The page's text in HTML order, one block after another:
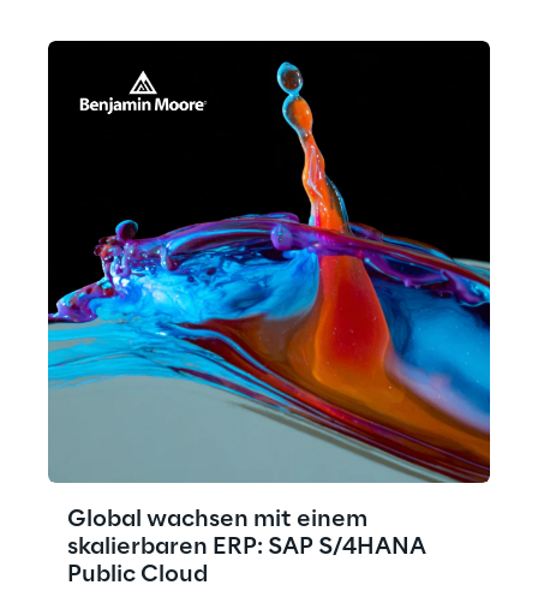
Global wachsen mit einem
skalierbaren ERP: SAP S/4HANA
Public Cloud